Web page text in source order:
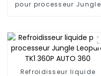
pour processeur Jungle
Refroidisseur liquide